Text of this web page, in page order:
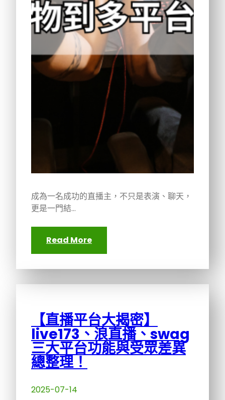
成為一名成功的直播主，不只是表演、聊天，
更是一門結…
Read More
【直播平台大揭密】
live173、浪直播、swag
三大平台功能與受眾差異
總整理！
2025-07-14